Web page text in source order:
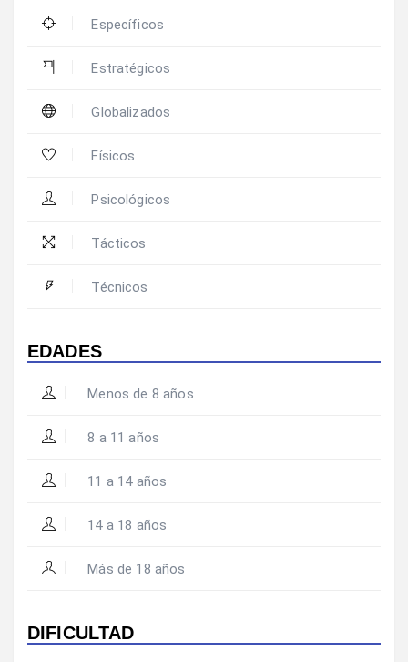
Específicos
Estratégicos
Globalizados
Físicos
Psicológicos
Tácticos
Técnicos
EDADES
Menos de 8 años
8 a 11 años
11 a 14 años
14 a 18 años
Más de 18 años
DIFICULTAD